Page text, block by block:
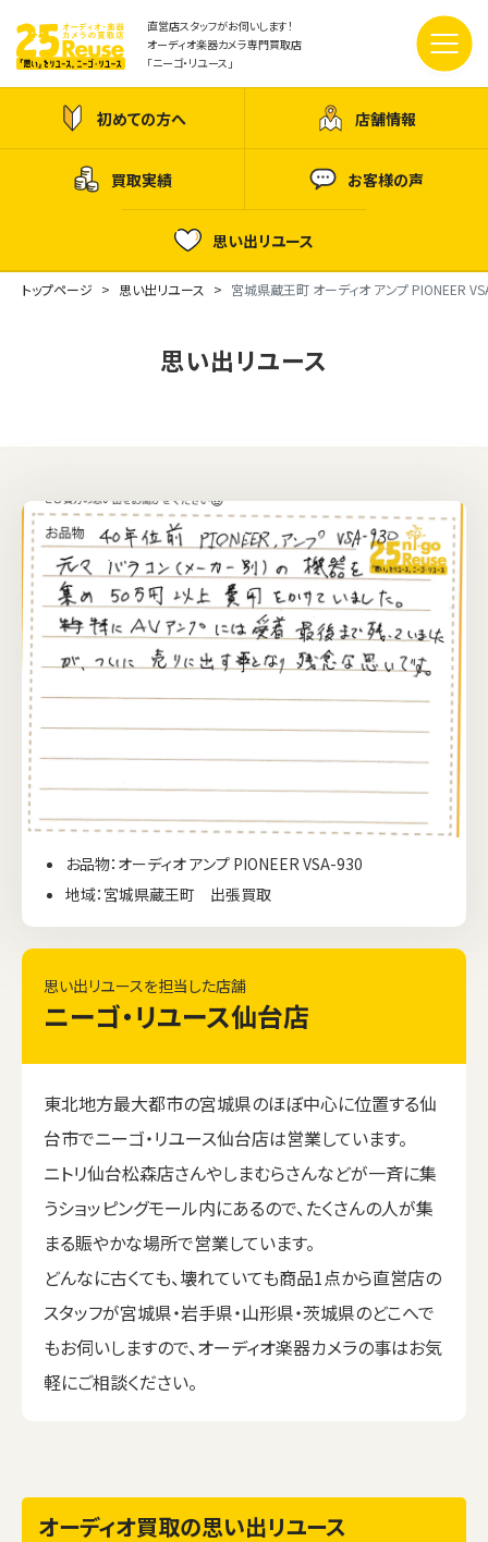
直営店スタッフがお伺いします！
オーディオ楽器カメラ専門買取店
「ニーゴ・リユース」
初めての方へ 店舗情報
買取実績 お客様の声
思い出リユース
トップページ 思い出リユース 宮城県蔵王町 オーディオ アンプ PIONEER
思い出リユース
お品物：オーディオ アンプ PIONEER VSA-930
地域：宮城県蔵王町 出張買取
思い出リユースを担当した店舗
ニーゴ・リユース仙台店
東北地方最大都市の宮城県のほぼ中心に位置する仙
台市でニーゴ・リユース仙台店は営業しています。
ニトリ仙台松森店さんやしまむらさんなどが一斉に集
うショッピングモール内にあるので、たくさんの人が集
まる賑やかな場所で営業しています。
どんなに古くても、壊れていても商品1点から直営店の
スタッフが宮城県・岩手県・山形県・茨城県のどこへで
もお伺いしますので、オーディオ楽器カメラの事はお気
軽にご相談ください。
オーディオ買取の思い出リユース